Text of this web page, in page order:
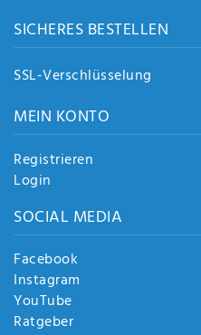
SICHERES BESTELLEN
SSL-Verschlüsselung
MEIN KONTO
Registrieren
Login
SOCIAL MEDIA
Facebook
Instagram
YouTube
Ratgeber